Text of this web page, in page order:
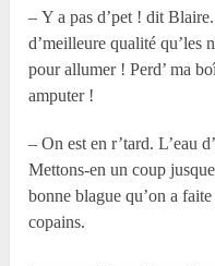
– Y a pas d’pet ! dit
d’meilleure qualité qu’les
pour allumer ! Perd’ ma
amputer !
– On est en r’tard. L’eau
Mettons-en un coup
bonne blague qu’on a
copains.